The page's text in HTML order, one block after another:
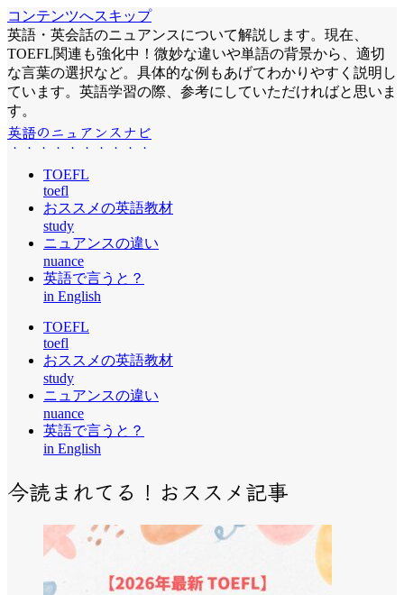
コンテンツへスキップ
英語・英会話のニュアンスについて解説します。現在、
TOEFL関連も強化中！微妙な違いや単語の背景から、適切
な言葉の選択など。具体的な例もあげてわかりやすく説明し
ています。英語学習の際、参考にしていただければと思いま
す。
英語のニュアンスナビ
TOEFL
toefl
おススメの英語教材
study
ニュアンスの違い
nuance
英語で言うと？
in English
TOEFL
toefl
おススメの英語教材
study
ニュアンスの違い
nuance
英語で言うと？
in English
今読まれてる！おススメ記事